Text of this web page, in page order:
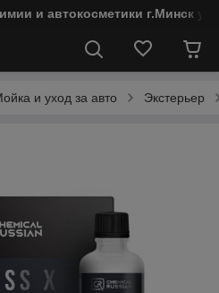
и автокосметики г.Минск
и уход за авто Экстерьер